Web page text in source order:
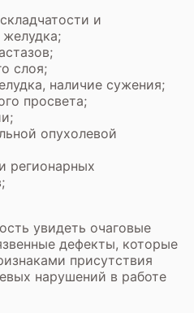
и
желудка;
слоя;
наличие сужения;
просвета;
опухолевой
регионарных
увидеть очаговые
дефекты, которые
присутствия
нарушений в работе